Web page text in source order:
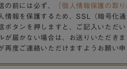
の前には必ず、
「個人情報保護の取
情報を保護するため、SSL（暗号化通
ボタンを押しますと、ご記入いただ
が届かない場合は、お送りいただき
再度ご連絡いただけますようお願い申